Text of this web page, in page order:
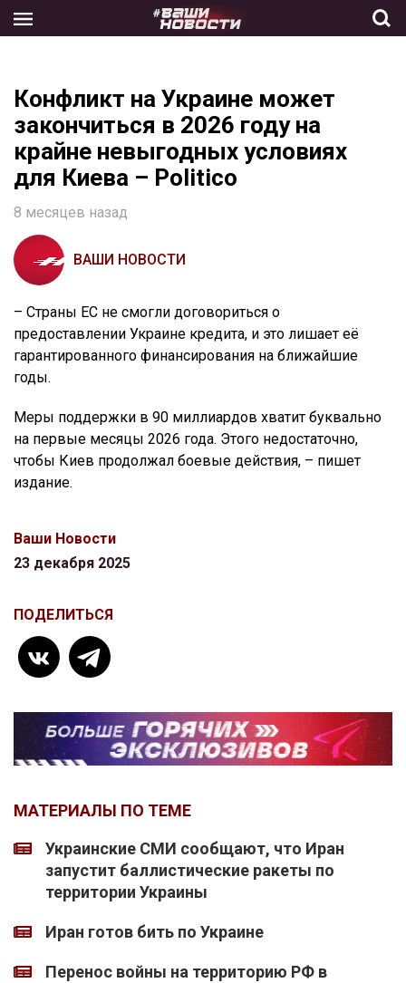
the
Конфликт на Украине может
закончиться в 2026 году на
крайне невыгодных условиях
для Киева – Politico
8 месяцев назад
ВАШИ НОВОСТИ
– Страны ЕС не смогли договориться о
предоставлении Украине кредита, и это лишает её
гарантированного финансирования на ближайшие
годы.
Меры поддержки в 90 миллиардов хватит буквально
на первые месяцы 2026 года. Этого недостаточно,
чтобы Киев продолжал боевые действия, – пишет
издание.
Ваши Новости
23 декабря 2025
ПОДЕЛИТЬСЯ
МАТЕРИАЛЫ ПО ТЕМЕ
Украинские СМИ сообщают, что Иран
запустит баллистические ракеты по
территории Украины
Иран готов бить по Украине
Перенос войны на территорию РФ в